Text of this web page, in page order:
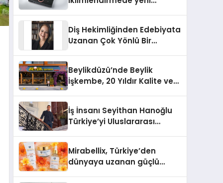
Diş Hekimliğinden Edebiyata
Uzanan Çok Yönlü Bir
Beylikdüzü’nde Beylik
İşkembe, 20 Yıldır Kalite ve
İş İnsanı Seyithan Hanoğlu
Türkiye’yi Uluslararası
Mirabellix, Türkiye’den
dünyaya uzanan güçlü